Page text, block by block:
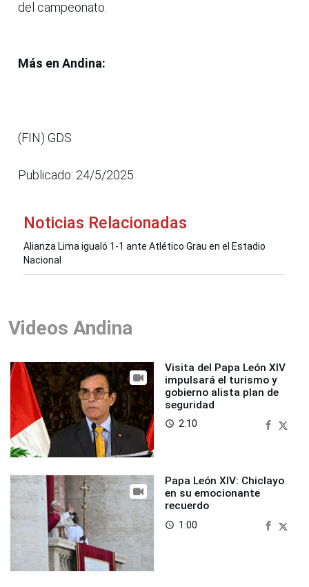
del campeonato.
Más en Andina:
(FIN) GDS
Publicado: 24/5/2025
Noticias Relacionadas
Alianza Lima igualó 1-1 ante Atlético Grau en el Estadio
Nacional
Videos Andina
Visita del Papa León XIV
impulsará el turismo y
gobierno alista plan de
seguridad
access_time 2:10
Papa León XIV: Chiclayo
en su emocionante
recuerdo
access_time 1:00